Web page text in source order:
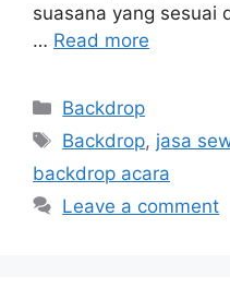
suasana yang sesuai
… Read more
Backdrop
Backdrop, jasa
backdrop acara
Leave a comment